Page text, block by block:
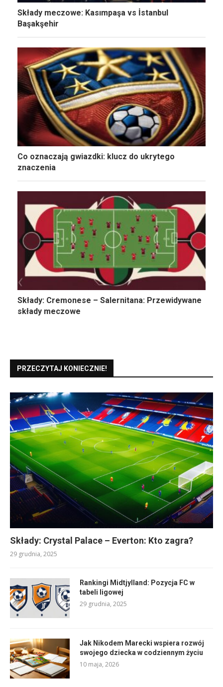
Składy meczowe: Kasımpaşa vs İstanbul
Başakşehir
Co oznaczają gwiazdki: klucz do ukrytego
znaczenia
Składy: Cremonese – Salernitana: Przewidywane
składy meczowe
PRZECZYTAJ KONIECZNIE!
Składy: Crystal Palace – Everton: Kto zagra?
29 grudnia, 2025
Rankingi Midtjylland: Pozycja FC w
tabeli ligowej
29 grudnia, 2025
Jak Nikodem Marecki wspiera rozwój
swojego dziecka w codziennym życiu
10 maja, 2026